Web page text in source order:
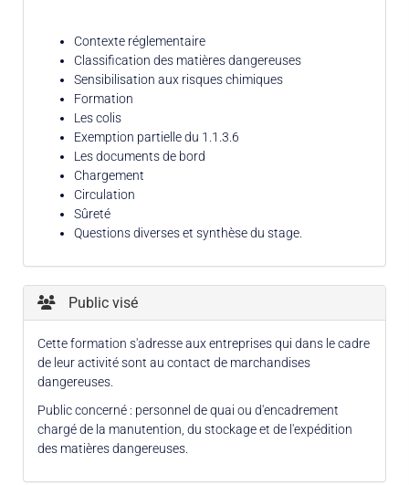
Contexte réglementaire
Classification des matières dangereuses
Sensibilisation aux risques chimiques
Formation
Les colis
Exemption partielle du 1.1.3.6
Les documents de bord
Chargement
Circulation
Sûreté
Questions diverses et synthèse du stage.
Public visé
Cette formation s'adresse aux entreprises qui dans le cadre
de leur activité sont au contact de marchandises
dangereuses.
Public concerné : personnel de quai ou d'encadrement
chargé de la manutention, du stockage et de l'expédition
des matières dangereuses.